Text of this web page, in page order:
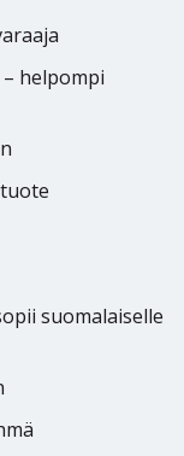
helpompi
suomalaiselle